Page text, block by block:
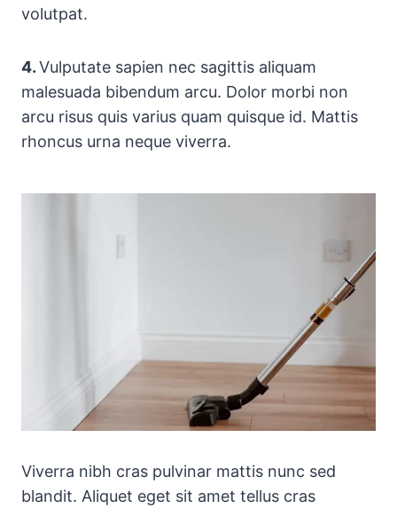
volutpat.
4.Vulputate sapien nec sagittis aliquam
malesuada bibendum arcu. Dolor morbi non
arcu risus quis varius quam quisque id. Mattis
rhoncus urna neque viverra.
Viverra nibh cras pulvinar mattis nunc sed
blandit. Aliquet eget sit amet tellus cras